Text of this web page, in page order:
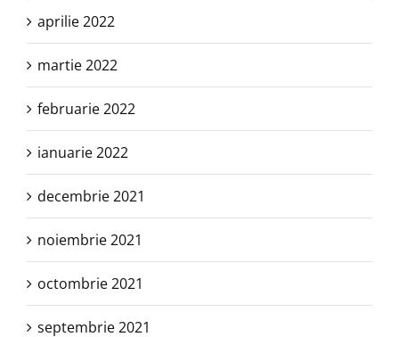
aprilie 2022
martie 2022
februarie 2022
ianuarie 2022
decembrie 2021
noiembrie 2021
octombrie 2021
septembrie 2021